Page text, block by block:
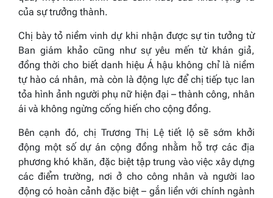
của sự trưởng thành.
Chị bày tỏ niềm vinh dự khi nhận được sự tin tưởng từ
Ban giám khảo cũng như sự yêu mến từ khán giả,
đồng thời cho biết danh hiệu Á hậu không chỉ là niềm
tự hào cá nhân, mà còn là động lực để chị tiếp tục lan
tỏa hình ảnh người phụ nữ hiện đại – thành công, nhân
ái và không ngừng cống hiến cho cộng đồng.
Bên cạnh đó, chị Trương Thị Lệ tiết lộ sẽ sớm khởi
động một số dự án cộng đồng nhằm hỗ trợ các địa
phương khó khăn, đặc biệt tập trung vào việc xây dựng
các điểm trường, nơi ở cho công nhân và người lao
động có hoàn cảnh đặc biệt – gắn liền với chính ngành